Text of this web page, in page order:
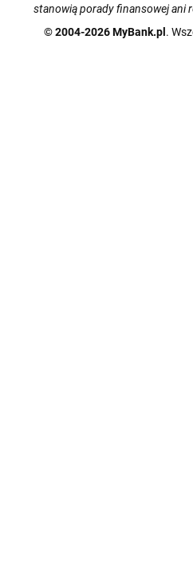
stanowią porady finansowej ani
© 2004-2026 MyBank.pl .